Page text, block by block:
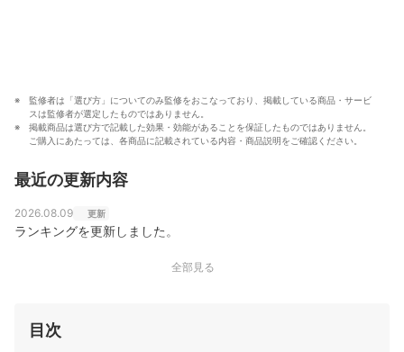
監修者は「選び方」についてのみ監修をおこなっており、掲載している商品・サービ
スは監修者が選定したものではありません。
掲載商品は選び方で記載した効果・効能があることを保証したものではありません。
ご購入にあたっては、各商品に記載されている内容・商品説明をご確認ください。
最近の更新内容
2026.08.09 更新
ランキングを更新しました。
全部見る
目次